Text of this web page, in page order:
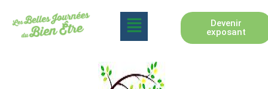
Devenir
exposant